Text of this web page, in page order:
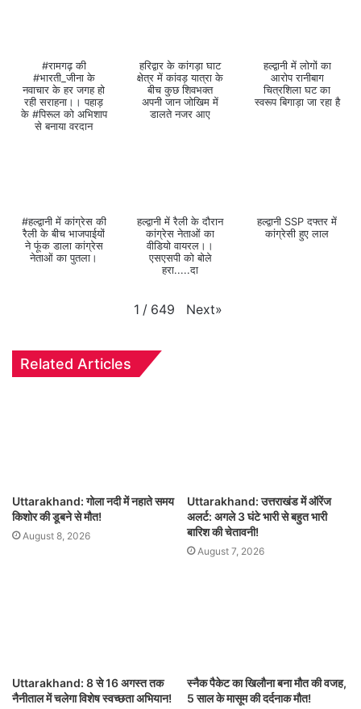
#रामगढ़ की
#भारती_जीना के
नवाचार के हर जगह हो
रही सराहना।। पहाड़
के #पिरूल को अभिशाप
से बनाया वरदान
हरिद्वार के कांगड़ा घाट
क्षेत्र में कांवड़ यात्रा के
बीच कुछ शिवभक्त
अपनी जान जोखिम में
डालते नजर आए
हल्द्वानी में लोगों का
आरोप रानीबाग
चित्रशिला घट का
स्वरूप बिगाड़ा जा रहा है
#हल्द्वानी में कांग्रेस की
रैली के बीच भाजपाईयों
ने फूंक डाला कांग्रेस
नेताओं का पुतला।
हल्द्वानी में रैली के दौरान
कांग्रेस नेताओं का
वीडियो वायरल।।
एसएसपी को बोले
हरा.....दा
हल्द्वानी SSP दफ्तर में
कांग्रेसी हुए लाल
1 / 649 Next»
Related Articles
Uttarakhand: गोला नदी में नहाते समय
किशोर की डूबने से मौत!
August 8, 2026
Uttarakhand: उत्तराखंड में ऑरेंज
अलर्ट: अगले 3 घंटे भारी से बहुत भारी
बारिश की चेतावनी!
August 7, 2026
Uttarakhand: 8 से 16 अगस्त तक
नैनीताल में चलेगा विशेष स्वच्छता अभियान!
स्नैक पैकेट का खिलौना बना मौत की वजह,
5 साल के मासूम की दर्दनाक मौत!